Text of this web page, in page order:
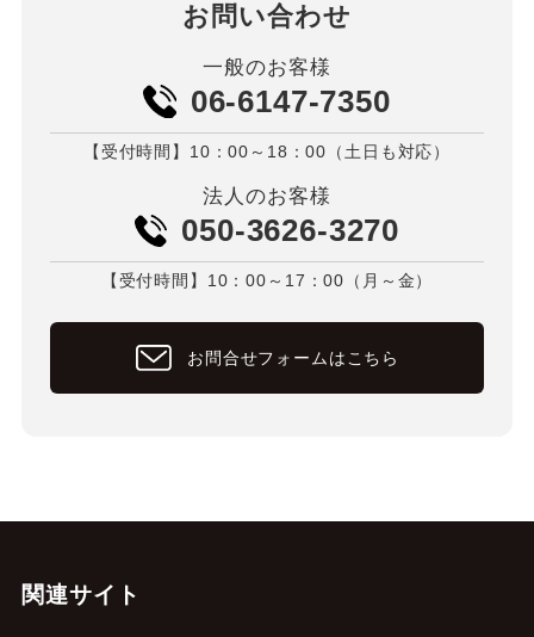
お問い合わせ
一般のお客様
06-6147-7350
【受付時間】10：00～18：00（土日も対応）
法人のお客様
050-3626-3270
【受付時間】10：00～17：00（月～金）
お問合せフォームはこちら
関連サイト